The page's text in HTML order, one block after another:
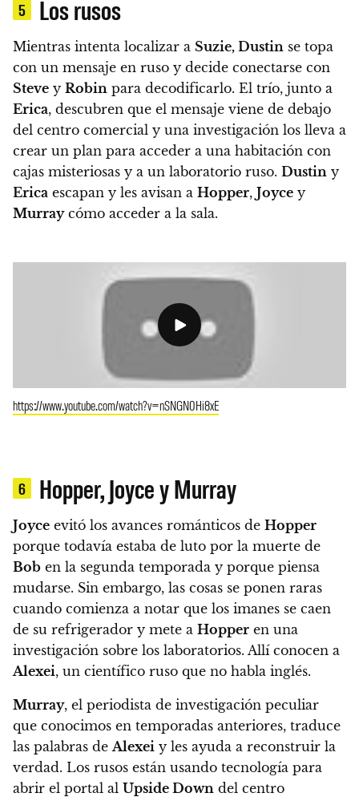
5 Los rusos
Mientras intenta localizar a Suzie, Dustin se topa
con un mensaje en ruso y decide conectarse con
Steve y Robin para decodificarlo. El trío, junto a
Erica, descubren que el mensaje viene de debajo
del centro comercial y una investigación los lleva a
crear un plan para acceder a una habitación con
cajas misteriosas y a un laboratorio ruso. Dustin y
Erica escapan y les avisan a Hopper, Joyce y
Murraycómo acceder a la sala.
https://www.youtube.com/watch?v=nSNGN0Hi8xE
6 Hopper, Joyce y Murray
Joyce evitó los avances románticos de Hopper
porque todavía estaba de luto por la muerte de
Bob en la segunda temporada y porque piensa
mudarse. Sin embargo, las cosas se ponen raras
cuando comienza a notar que los imanes se caen
de su refrigerador y mete a Hopper en una
investigación sobre los laboratorios. Allí conocen a
Alexei, un científico ruso que no habla inglés.
Murray, el periodista de investigación peculiar
que conocimos en temporadas anteriores, traduce
las palabras de Alexei y les ayuda a reconstruir la
verdad. Los rusos están usando tecnología para
abrir el portal al Upside Down del centro